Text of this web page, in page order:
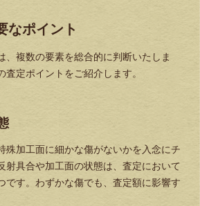
なポイント
、複数の要素を総合的に判断いたしま
査定ポイントをご紹介します。
殊加工面に細かな傷がないかを入念にチ
射具合や加工面の状態は、査定において
です。わずかな傷でも、査定額に影響す